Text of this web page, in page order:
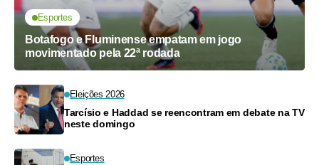
Esportes
Botafogo e Fluminense empatam em jogo
movimentado pela 22ª rodada
Eleições 2026
Tarcísio e Haddad se reencontram em debate na TV
neste domingo
Esportes